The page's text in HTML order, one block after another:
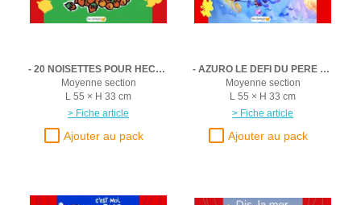
- 20 NOISETTES POUR HECTOR
Moyenne section
L 55 × H 33 cm
> Fiche article
- AZURO LE DEFI DU PERE NOEL
Moyenne section
L 55 × H 33 cm
> Fiche article